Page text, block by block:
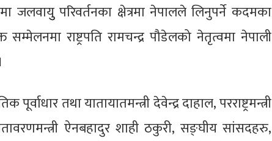
जलवायुु परिवर्तनका क्षेत्रमा नेपालले लिनुपर्ने कदमका
राष्ट्रपति रामचन्द्र पौडेलको नेतृत्वमा नेपाली
तथा यातायातमन्त्री देवेन्द्र दाहाल, परराष्ट्रमन्त्री
ऐनबहादुर शाही ठकुरी, सङ्घीय सांसदहरु,